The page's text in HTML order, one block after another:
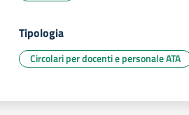
Tipologia
Circolari per docenti e personale ATA